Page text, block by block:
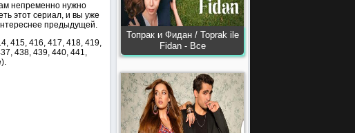
Топрак и Фидан / Toprak ile
Fidan - Все
непременно нужно
этот сериал, и вы уже
предыдущей.
415, 416, 417, 418, 419,
438, 439, 440, 441,